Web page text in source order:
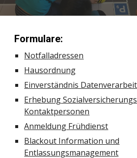
Formulare:
Notfalladressen
Hausordnung
Einverständnis
Erhebung
Kontaktpersonen
Anmeldung Frühdienst
Blackout Information und
Entlassungsmanagement